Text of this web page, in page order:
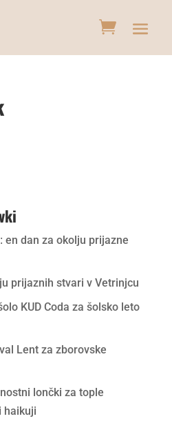
en dan za okolju prijazne
prijaznih stvari v Vetrinjcu
KUD Coda za šolsko leto
Lent za zborovske
lončki za tople
haikuji